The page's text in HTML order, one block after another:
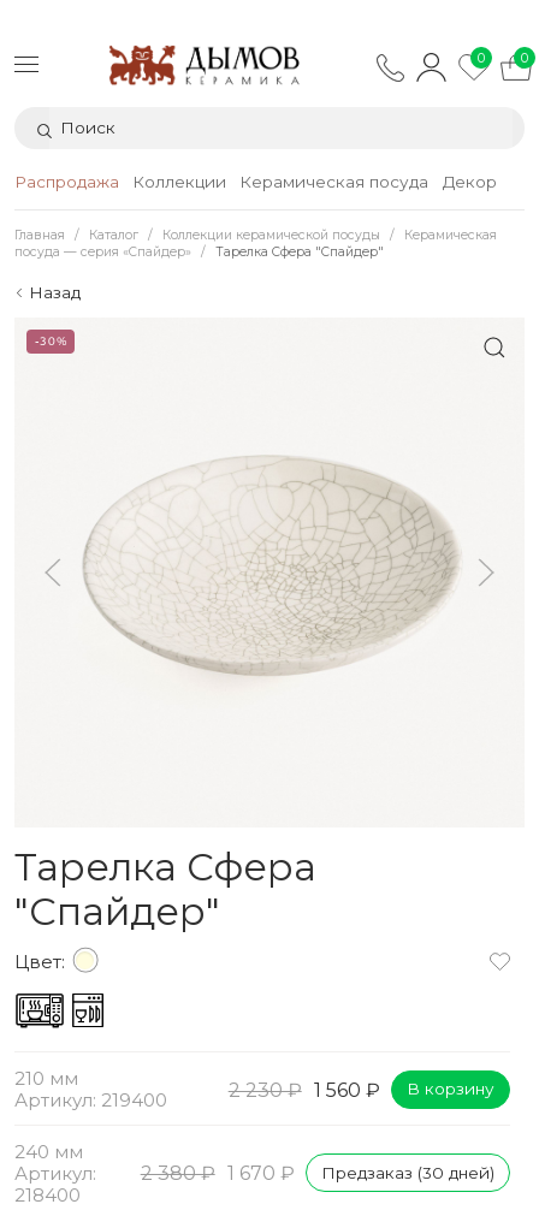
0 0
Распродажа Коллекции Керамическая посуда Декор
Главная Каталог Коллекции керамической посуды
Керамическая
посуда — серия «Спайдер»
Тарелка Сфера "Спайдер"
Назад
-30%
Тарелка Сфера
"Спайдер"
Цвет:
210 мм
Артикул: 219400
2 230 ₽ 1 560 ₽ В корзину
240 мм
Артикул:
218400
2 380 ₽ 1 670 ₽ Предзаказ (30 дней)